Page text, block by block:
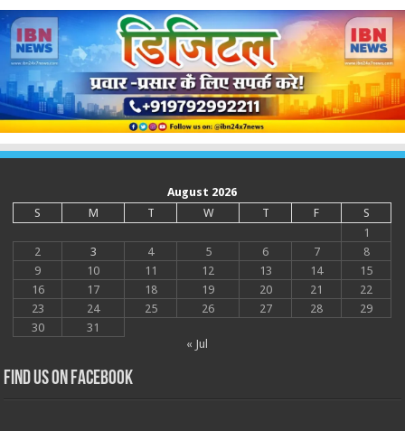
August 2026
S
M T W T F
S
1
2
3 4 5 6 7
8
9
10 11 12 13 14
15
16
17 18 19 20 21
22
23
24 25 26 27 28
29
30
31
« Jul
Find us on Facebook